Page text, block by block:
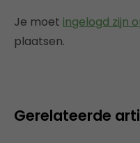
Je moet ingelogd zijn
plaatsen.
Gerelateerde